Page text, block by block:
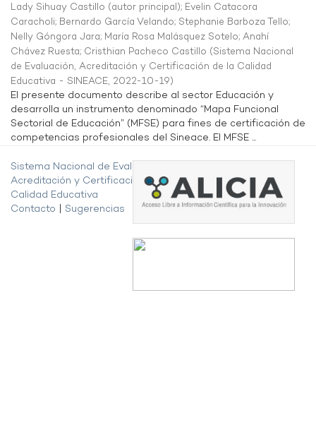
Lady Sihuay Castillo (autor principal); Evelin Catacora
Caracholi; Bernardo García Velando; Stephanie Barboza Tello;
Nelly Góngora Jara; María Rosa Malásquez Sotelo; Anahí
Chávez Ruesta; Cristhian Pacheco Castillo (Sistema Nacional
de Evaluación, Acreditación y Certificación de la Calidad
Educativa - SINEACE, 2022-10-19)
El presente documento describe al sector Educación y
desarrolla un instrumento denominado “Mapa Funcional
Sectorial de Educación” (MFSE) para fines de certificación de
competencias profesionales del Sineace. El MFSE ...
Sistema Nacional de Evaluación,
Acreditación y Certificación de la
Calidad Educativa
Contacto
Sugerencias